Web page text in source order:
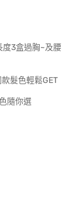
度3盒過胸~及腰
髮色輕鬆GET
隨你選